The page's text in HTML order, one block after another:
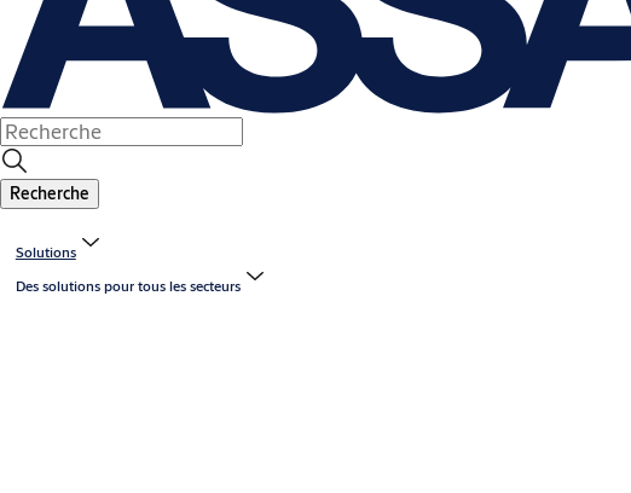
Recherche
Solutions
Des solutions pour tous les secteurs